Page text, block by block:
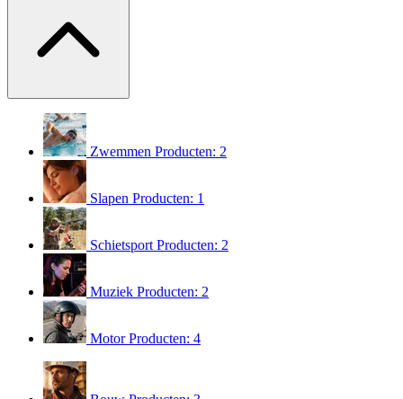
Zwemmen Producten: 2
Slapen Producten: 1
Schietsport Producten: 2
Muziek Producten: 2
MotorProducten: 4